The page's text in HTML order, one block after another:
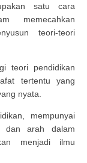
satu cara
memecahkan
teori-teori
teori pendidikan
tertentu yang
nyata.
mempunyai
dan arah dalam
menjadi ilmu